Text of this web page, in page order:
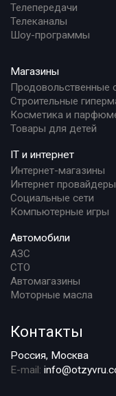
Телепередачи
Телеканалы
Шоу-программы
Магазины
Продовольственные
Строительные
Косметика и
Товары для детей
IT и интернет
Интернет-магазины
Интернет провайдеры
Социальные сети
Компьютерные игры
Автомобили
АЗС
СТО
Автомагазины
Моторные масла
Контакты
Россия, Москва
E-mail: